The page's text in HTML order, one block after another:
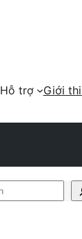
Hỗ trợ Giới